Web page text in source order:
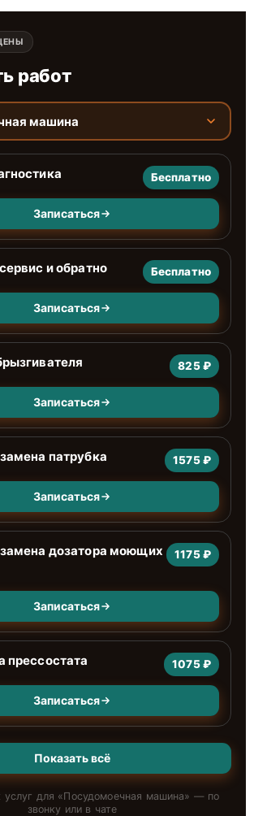
работ
машина
Бесплатно
Записаться
и обратно Бесплатно
Записаться
825 ₽
Записаться
патрубка 1575 ₽
Записаться
дозатора моющих
1175 ₽
Записаться
прессостата 1075 ₽
Записаться
Показать всё
услуг для «Посудомоечная машина» — по
звонку или в чате